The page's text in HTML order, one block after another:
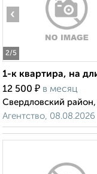
2/5
‹
1-к квартира, на
12 500 ₽ в месяц
Свердловский
Агентство, 08.08.2026